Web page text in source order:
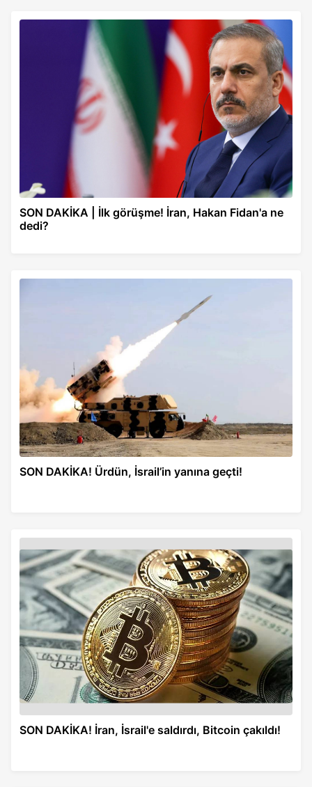
SON DAKİKA | İlk görüşme! İran, Hakan Fidan'a ne
dedi?
SON DAKİKA! Ürdün, İsrail’in yanına geçti!
SON DAKİKA! İran, İsrail'e saldırdı, Bitcoin çakıldı!